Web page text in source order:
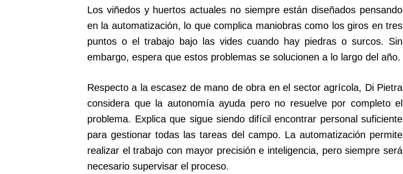
Los viñedos y huertos actuales no siempre están diseñados pensando
en la automatización, lo que complica maniobras como los giros en tres
puntos o el trabajo bajo las vides cuando hay piedras o surcos. Sin
embargo, espera que estos problemas se solucionen a lo largo del año.
Respecto a la escasez de mano de obra en el sector agrícola, Di Pietra
considera que la autonomía ayuda pero no resuelve por completo el
problema. Explica que sigue siendo difícil encontrar personal suficiente
para gestionar todas las tareas del campo. La automatización permite
realizar el trabajo con mayor precisión e inteligencia, pero siempre será
necesario supervisar el proceso.